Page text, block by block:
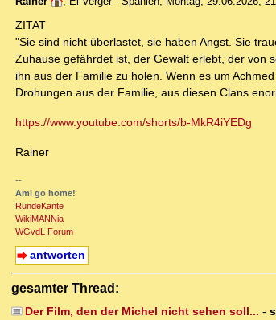
ZITAT
"Sie sind nicht überlastet, sie haben Angst. Sie
Zuhause gefährdet ist, der Gewalt erlebt, der von
ihn aus der Familie zu holen. Wenn es um
Drohungen aus der Familie, aus diesen Clans
https://www.youtube.com/shorts/b-MkR4iYEDg
Rainer
--
Ami go home!
RundeKante
WikiMANNia
WGvdL Forum
antworten
gesamter Thread:
Der Film, den der Michel nicht sehen soll... -